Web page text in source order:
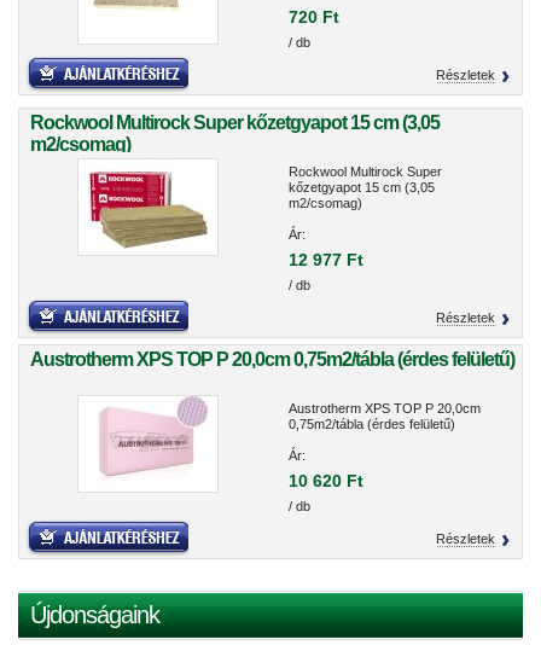
720 Ft
/ db
Részletek
Rockwool Multirock Super kőzetgyapot 15 cm (3,05
m2/csomag)
Rockwool Multirock Super
kőzetgyapot 15 cm (3,05
m2/csomag)
Ár:
12 977 Ft
/ db
Részletek
Austrotherm XPS TOP P 20,0cm 0,75m2/tábla (érdes felületű)
Austrotherm XPS TOP P 20,0cm
0,75m2/tábla (érdes felületű)
Ár:
10 620 Ft
/ db
Részletek
Újdonságaink